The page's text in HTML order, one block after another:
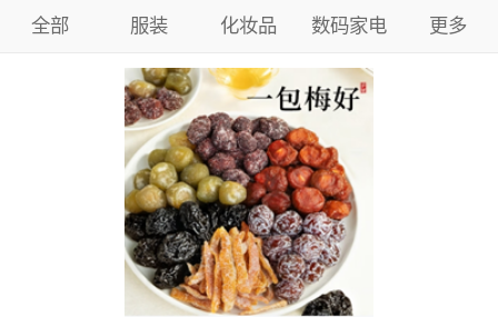
全部 服装 化妆品 数码家电 更多